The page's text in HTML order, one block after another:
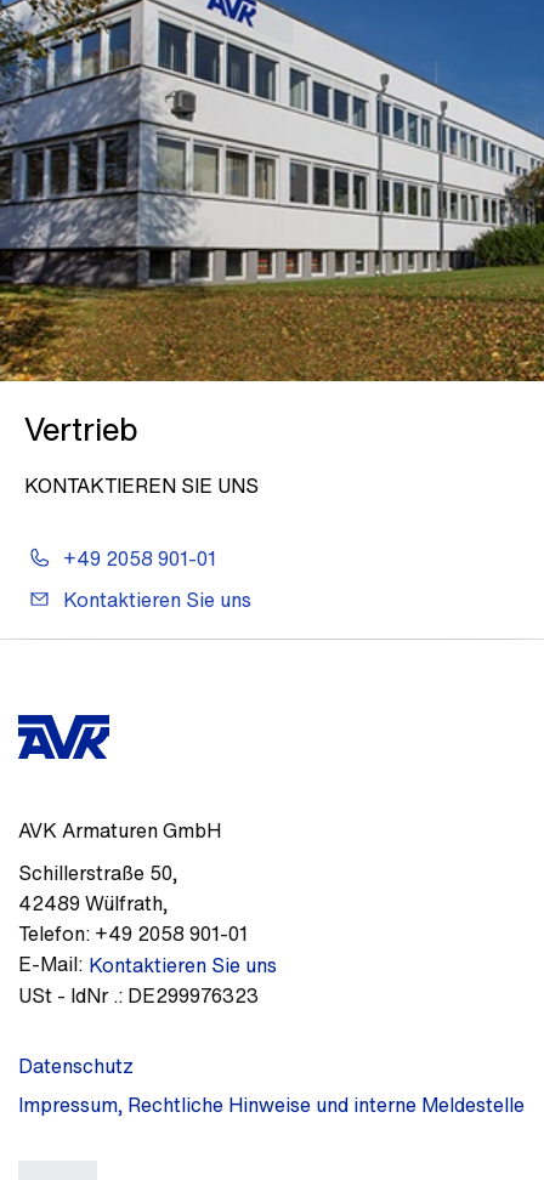
Vertrieb
KONTAKTIEREN SIE UNS
+49 2058 901-01
Kontaktieren Sie uns
AVK Armaturen GmbH
Schillerstraße 50,
42489Wülfrath,
Telefon: +49 2058 901-01
E-Mail: Kontaktieren Sie uns
USt - IdNr .: DE299976323
Datenschutz
Impressum, Rechtliche Hinweise und interne Meldestelle